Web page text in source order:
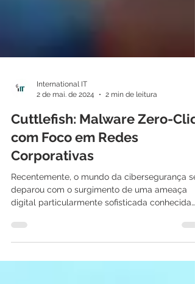
2 de mai. de 2024
2 min de leitura
Cuttlefish: Malware Zero-
com Foco em Redes
Corporativas
Recentemente, o mundo da cibersegurança se
digital particularmente sofisticada conhecida